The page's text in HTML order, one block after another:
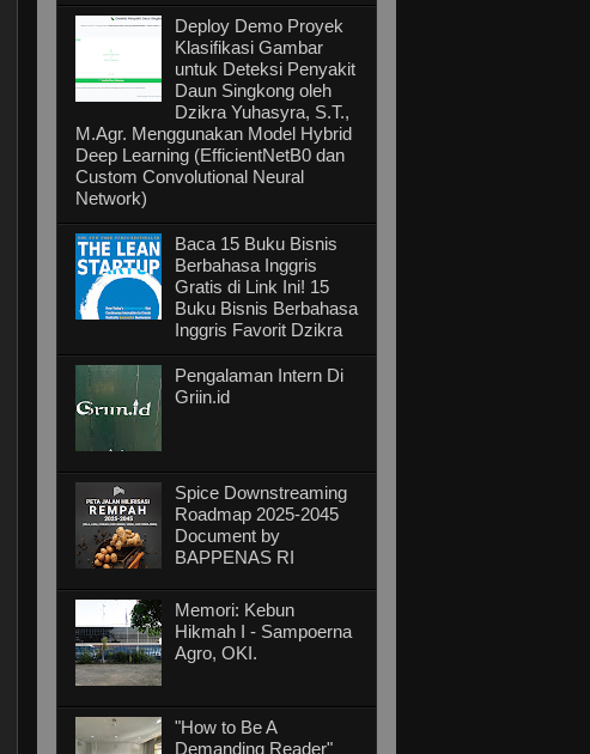
Deploy Demo Proyek
Klasifikasi Gambar
untuk Deteksi Penyakit
Daun Singkong oleh
Dzikra Yuhasyra, S.T.,
M.Agr. Menggunakan Model Hybrid
Deep Learning (EfficientNetB0 dan
Custom Convolutional Neural
Network)
Baca 15 Buku Bisnis
Berbahasa Inggris
Gratis di Link Ini! 15
Buku Bisnis Berbahasa
Inggris Favorit Dzikra
Pengalaman Intern Di
Griin.id
Spice Downstreaming
Roadmap 2025-2045
Document by
BAPPENAS RI
Memori: Kebun
Hikmah I - Sampoerna
Agro, OKI.
"How to Be A
Demanding Reader"